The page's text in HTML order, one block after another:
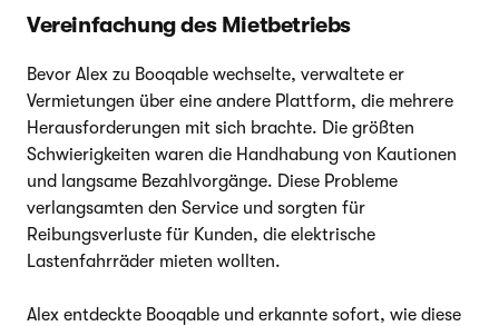
Vereinfachung des Mietbetriebs
Bevor Alex zu Booqable wechselte, verwaltete er
Vermietungen über eine andere Plattform, die mehrere
Herausforderungen mit sich brachte. Die größten
Schwierigkeiten waren die Handhabung von Kautionen
und langsame Bezahlvorgänge. Diese Probleme
verlangsamten den Service und sorgten für
Reibungsverluste für Kunden, die elektrische
Lastenfahrräder mieten wollten.
Alex entdeckte Booqable und erkannte sofort, wie diese